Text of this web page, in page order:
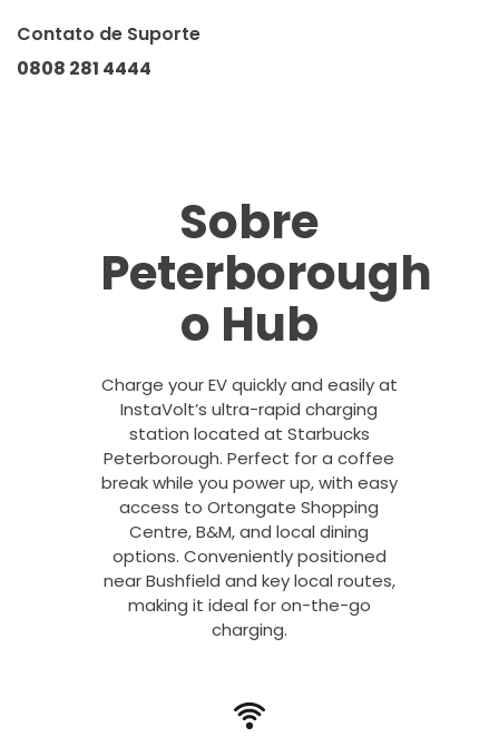
Contato de Suporte
0808 281 4444
Sobre
Peterborough
o Hub
Charge your EV quickly and easily at
InstaVolt’s ultra-rapid charging
station located at Starbucks
Peterborough. Perfect for a coffee
break while you power up, with easy
access to Ortongate Shopping
Centre, B&M, and local dining
options. Conveniently positioned
near Bushfield and key local routes,
making it ideal for on-the-go
charging.